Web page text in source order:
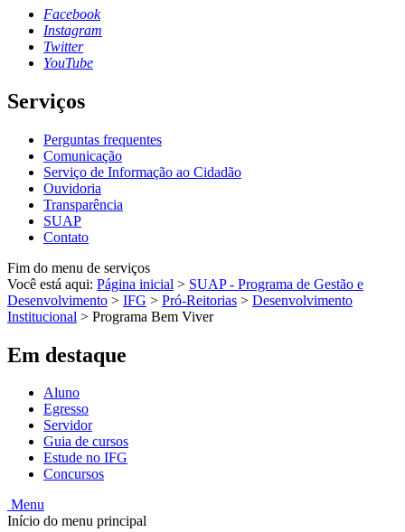
Facebook
Instagram
Twitter
YouTube
Serviços
Perguntas frequentes
Comunicação
Serviço de Informação ao Cidadão
Ouvidoria
Transparência
SUAP
Contato
Fim do menu de serviços
Você está aqui: Página inicial > SUAP - Programa de Gestão e
Desenvolvimento > IFG > Pró-Reitorias > Desenvolvimento
Institucional > Programa Bem Viver
Em destaque
Aluno
Egresso
Servidor
Guia de cursos
Estude no IFG
Concursos
Menu
Início do menu principal